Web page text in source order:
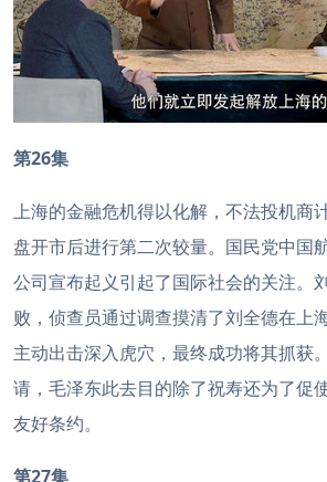
第26集
上海的金融危机得以化解，不法投机商
盘开市后进行第二次较量。国民党中国
公司宣布起义引起了国际社会的关注。
败，侦查员通过调查摸清了刘全德在上
主动出击深入虎穴，最终成功将其抓获
请，毛泽东此去目的除了祝寿还为了促
友好条约。
第27集